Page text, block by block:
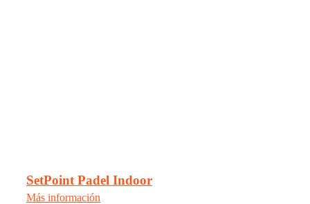
SetPoint Padel Indoor
Más información